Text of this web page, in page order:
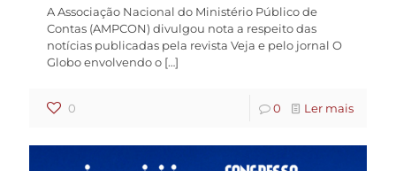
A Associação Nacional do Ministério Público de
Contas (AMPCON) divulgou nota a respeito das
notícias publicadas pela revista Veja e pelo jornal O
Globo envolvendo o […]
0 0 Ler mais